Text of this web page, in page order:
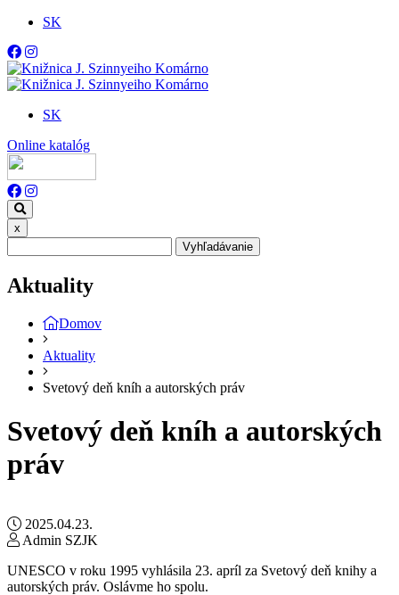
SK
SK
Online katalóg
x
Vyhľadávanie
Aktuality
Domov
Aktuality
Svetový deň kníh a autorských práv
Svetový deň kníh a autorských
práv
2025.04.23.
Admin SZJK
UNESCO v roku 1995 vyhlásila 23. apríl za Svetový deň knihy a
autorských práv. Oslávme ho spolu.